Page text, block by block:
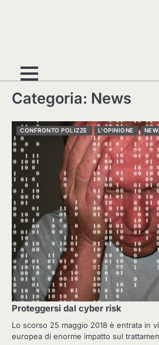
Categoria: News
CONFRONTO POLIZZE L'OPINIONE
Proteggersi dal cyber risk
Lo scorso 25 maggio 2018 è entrata in
europea di enorme impatto sul